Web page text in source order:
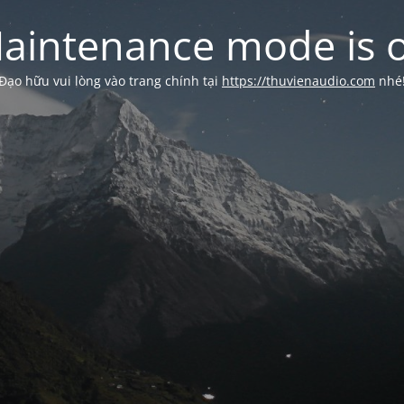
mode is
hữu vui lòng vào trang chính tại https://thuvienaudio.com